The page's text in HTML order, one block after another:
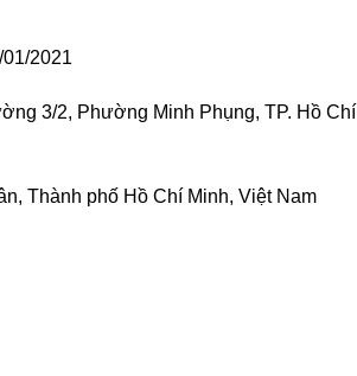
2021
3/2, Phường Minh Phụng, TP. Hồ Chí
Thành phố Hồ Chí Minh, Việt Nam